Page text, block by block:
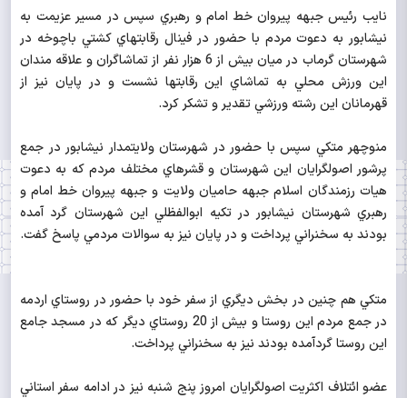
نايب رئيس جبهه پيروان خط امام و رهبري سپس در مسير عزيمت به
نيشابور به دعوت مردم با حضور در فينال رقابتهاي كشتي باچوخه در
شهرستان گرماب در ميان بيش از 6 هزار نفر از تماشاگران و علاقه مندان
اين ورزش محلي به تماشاي اين رقابتها نشست و در پايان نيز از
قهرمانان اين رشته ورزشي تقدير و تشكر كرد.
منوچهر متكي سپس با حضور در شهرستان ولايتمدار نيشابور در جمع
پرشور اصولگرايان اين شهرستان و قشرهاي مختلف مردم كه به دعوت
هيات رزمندگان اسلام جبهه حاميان ولايت و جبهه پيروان خط امام و
رهبري شهرستان نيشابور در تكيه ابوالفظلي اين شهرستان گرد آمده
بودند به سخنراني پرداخت و در پايان نيز به سوالات مردمي پاسخ گفت.
متكي هم چنين در بخش ديگري از سفر خود با حضور در روستاي اردمه
در جمع مردم اين روستا و بيش از 20 روستاي ديگر كه در مسجد جامع
اين روستا گردآمده بودند نيز به سخنراني پرداخت.
عضو ائتلاف اكثريت اصولگرايان امروز پنج شنبه نيز در ادامه سفر استاني